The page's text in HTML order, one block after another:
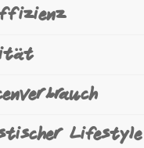
Lifestyle